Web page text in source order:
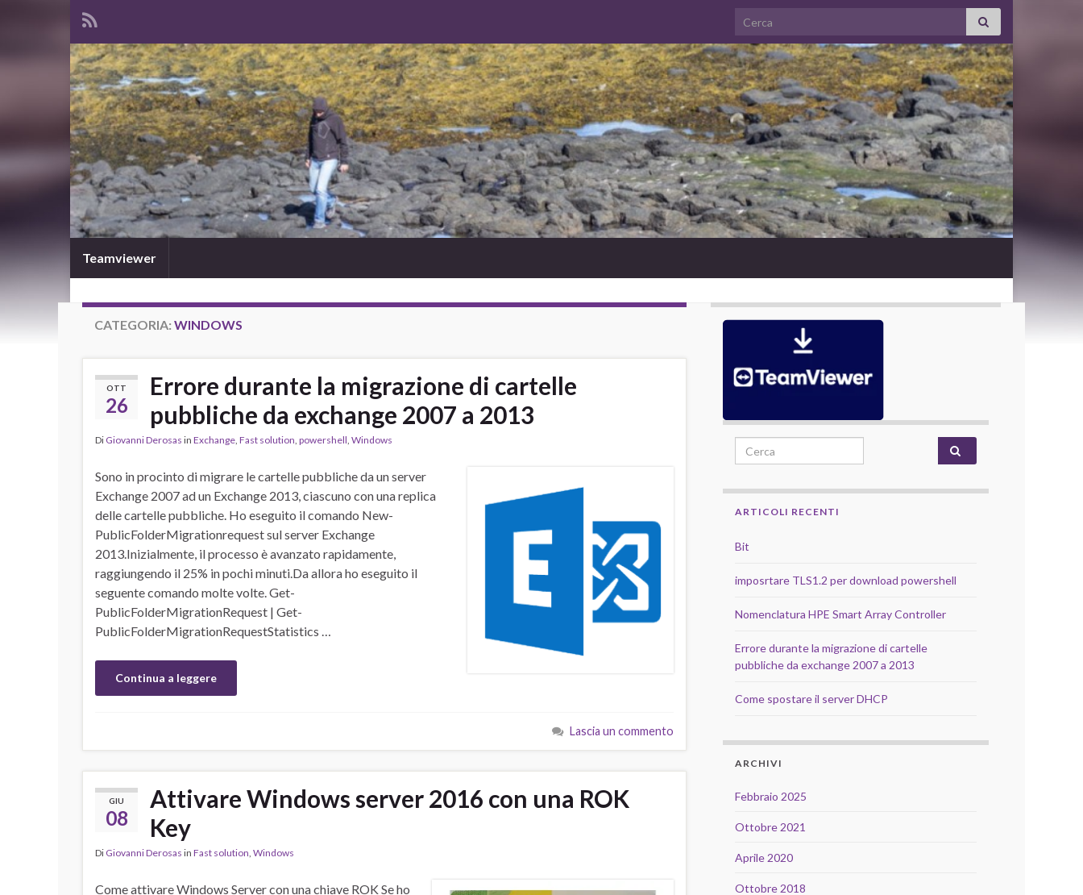
Search for:
Teamviewer
CATEGORIA: WINDOWS
OTT
26
Errore durante la migrazione di cartelle
pubbliche da exchange 2007 a 2013
Di Giovanni Derosas in Exchange, Fast solution, powershell, Windows
Sono in procinto di migrare le cartelle pubbliche da un server
Exchange 2007 ad un Exchange 2013, ciascuno con una replica
delle cartelle pubbliche. Ho eseguito il comando New-
PublicFolderMigrationrequest sul server Exchange
2013.Inizialmente, il processo è avanzato rapidamente,
raggiungendo il 25% in pochi minuti.Da allora ho eseguito il
seguente comando molte volte. Get-
PublicFolderMigrationRequest | Get-
PublicFolderMigrationRequestStatistics …
Continua a leggere
Lascia un commento
GIU
08
Attivare Windows server 2016 con una ROK
Key
Di Giovanni Derosas in Fast solution, Windows
Come attivare Windows Server con una chiave ROK Se ho
Search for:
ARTICOLI RECENTI
Bit
imposrtare TLS1.2 per download powershell
Nomenclatura HPE Smart Array Controller
Errore durante la migrazione di cartelle
pubbliche da exchange 2007 a 2013
Come spostare il server DHCP
ARCHIVI
Febbraio 2025
Ottobre 2021
Aprile 2020
Ottobre 2018